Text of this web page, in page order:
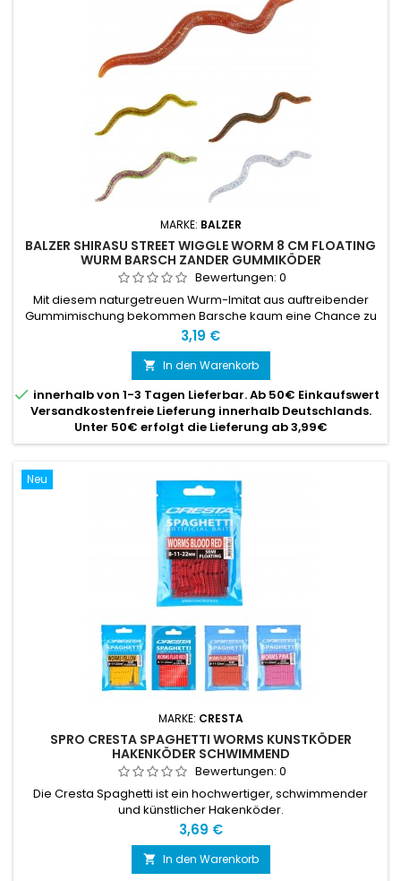
MARKE: BALZER
BALZER SHIRASU STREET WIGGLE WORM 8 CM FLOATING
WURM BARSCH ZANDER GUMMIKÖDER
Bewertungen: 0
Mit diesem naturgetreuen Wurm-Imitat aus auftreibender
Gummimischung bekommen Barsche kaum eine Chance zu
widerstehen.
Preis
3,19 €
 In den Warenkorb
 innerhalb von 1-3 Tagen Lieferbar. Ab 50€ Einkaufswert
Versandkostenfreie Lieferung innerhalb Deutschlands.
Unter 50€ erfolgt die Lieferung ab 3,99€
Neu
MARKE: CRESTA
SPRO CRESTA SPAGHETTI WORMS KUNSTKÖDER
HAKENKÖDER SCHWIMMEND
Bewertungen: 0
Die Cresta Spaghetti ist ein hochwertiger, schwimmender
und künstlicher Hakenköder.
Preis
3,69 €
 In den Warenkorb